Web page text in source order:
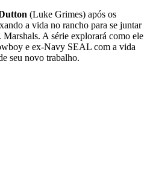
(Luke Grimes) após os
a vida no rancho para se juntar
A série explorará como ele
e ex-Navy SEAL com a vida
seu novo trabalho.